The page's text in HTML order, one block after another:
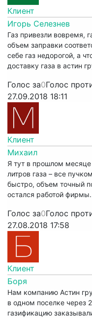
Клиент
Игорь Селезнев
Газ привезли вовремя,
объем заправки
себе газ недорогой, а
доставку газа в астин
Голос за0Голос
27.09.2018 18:11
Клиент
Михаил
Я тут в прошлом
литров газа – все
быстро, объем точный
остался работой фирмы.
Голос за0Голос
27.08.2018 17:58
Клиент
Боря
Нам компанию Астин
в одном поселке через
газификацию